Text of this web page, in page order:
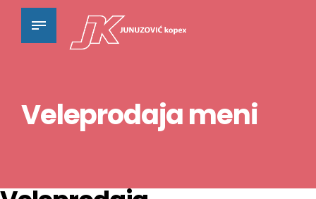
Veleprodaja meni